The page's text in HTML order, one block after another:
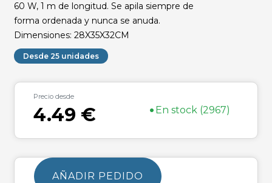
60 W, 1 m de longitud. Se apila siempre de
forma ordenada y nunca se anuda.
Dimensiones: 28X35X32CM
Desde 25 unidades
Precio desde
4.49 € • En stock (2967)
AÑADIR PEDIDO